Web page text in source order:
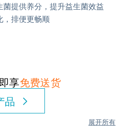
提供养分，提升益生菌效益
，排便更畅顺
享免费送货
品
展开所有